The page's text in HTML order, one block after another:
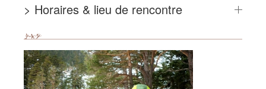
> Horaires & lieu de rencontre